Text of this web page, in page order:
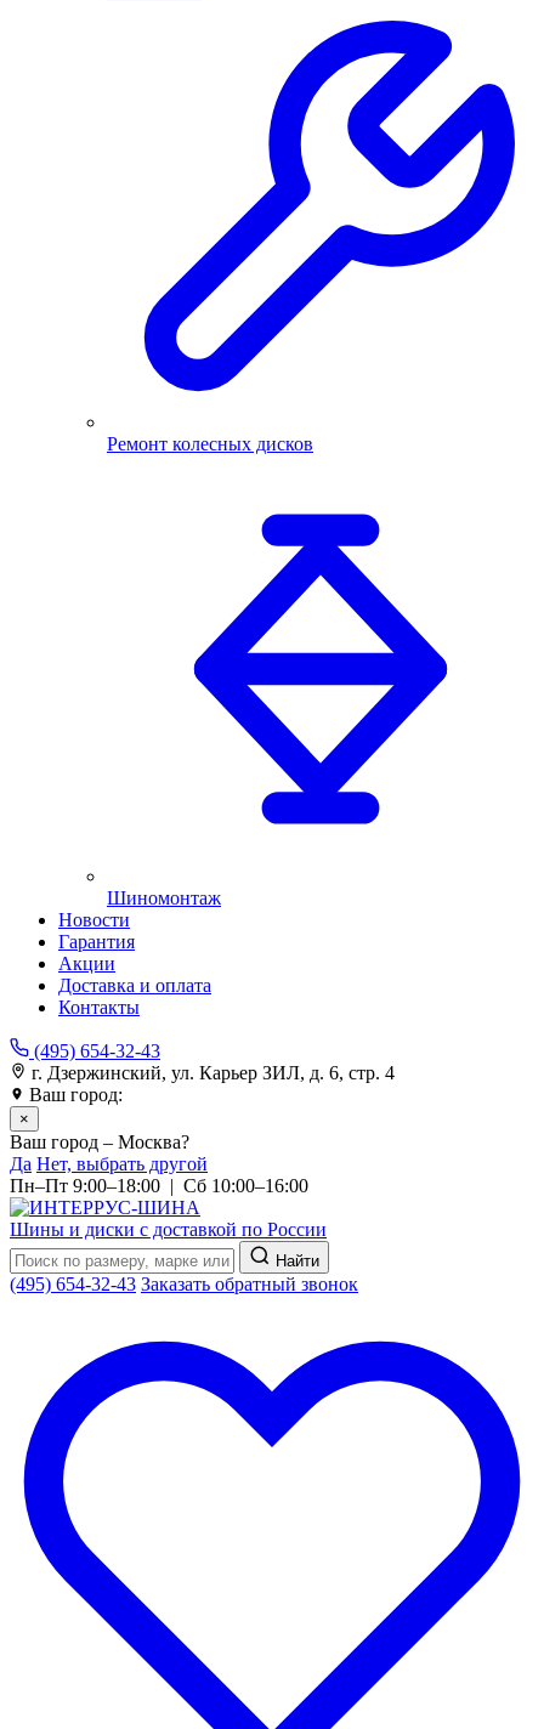
Ремонт колесных дисков
Шиномонтаж
Новости
Гарантия
Акции
Доставка и оплата
Контакты
(495) 654-32-43
г. Дзержинский, ул. Карьер ЗИЛ, д. 6, стр. 4
Ваш город:
×
Ваш город – Москва?
Да Нет, выбрать другой
Пн–Пт 9:00–18:00 | Сб 10:00–16:00
Шины и диски с доставкой по России
Найти
(495) 654-32-43 Заказать обратный звонок